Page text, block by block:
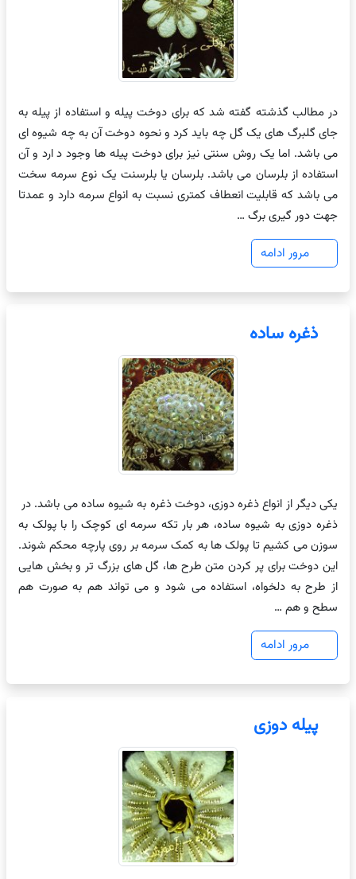
در مطالب گذشته گفته شد که برای دوخت پیله و استفاده از پیله به
جای گلبرگ های یک گل چه باید کرد و نحوه دوخت آن به چه شیوه ای
می باشد. اما یک روش سنتی نیز برای دوخت پیله ها وجود د ارد و آن
استفاده از بلرسان می باشد. بلرسان یا بلرسنت یک نوع سرمه سخت
می باشد که قابلیت انعطاف کمتری نسبت به انواع سرمه دارد و عمدتا
جهت دور گیری برگ …
مرور ادامه
ذغره ساده
یکی دیگر از انواع ذغره دوزی، دوخت ذغره به شیوه ساده می باشد. در
ذغره دوزی به شیوه ساده، هر بار تکه سرمه ای کوچک را با پولک به
سوزن می کشیم تا پولک ها به کمک سرمه بر روی پارچه محکم شوند.
این دوخت برای پر کردن متن طرح ها، گل های بزرگ تر و بخش هایی
از طرح به دلخواه، استفاده می شود و می تواند هم به صورت هم
سطح و هم …
مرور ادامه
پیله دوزی